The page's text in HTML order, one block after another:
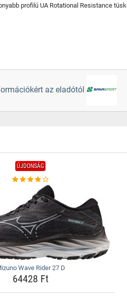
profilú UA Rotational Resistance
az eladótól
ÚJDONSÁG
Wave Rider 27 D
64428 Ft